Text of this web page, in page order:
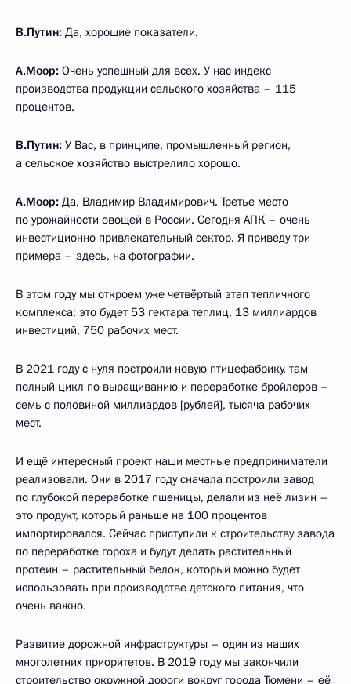
В.Путин: Да, хорошие показатели.
А.Моор: Очень успешный для всех. У нас индекс
производства продукции сельского хозяйства – 115
процентов.
В.Путин: У Вас, в принципе, промышленный регион,
а сельское хозяйство выстрелило хорошо.
А.Моор: Да, Владимир Владимирович. Третье место
по урожайности овощей в России. Сегодня АПК – очень
инвестиционно привлекательный сектор. Я приведу три
примера – здесь, на фотографии.
В этом году мы откроем уже четвёртый этап тепличного
комплекса: это будет 53 гектара теплиц, 13 миллиардов
инвестиций, 750 рабочих мест.
В 2021 году с нуля построили новую птицефабрику, там
полный цикл по выращиванию и переработке бройлеров –
семь с половиной миллиардов [рублей], тысяча рабочих
мест.
И ещё интересный проект наши местные предприниматели
реализовали. Они в 2017 году сначала построили завод
по глубокой переработке пшеницы, делали из неё лизин –
это продукт, который раньше на 100 процентов
импортировался. Сейчас приступили к строительству завода
по переработке гороха и будут делать растительный
протеин – растительный белок, который можно будет
использовать при производстве детского питания, что
очень важно.
Развитие дорожной инфраструктуры – один из наших
многолетних приоритетов. В 2019 году мы закончили
строительство окружной дороги вокруг города Тюмени – её